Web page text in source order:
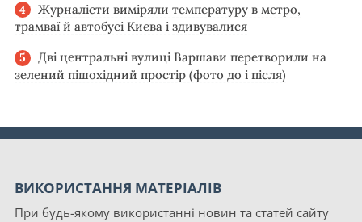
Журналісти виміряли температуру в метро,
трамваї й автобусі Києва і здивувалися
Дві центральні вулиці Варшави перетворили на
зелений пішохідний простір (фото до і після)
ВИКОРИСТАННЯ МАТЕРІАЛІВ
При будь-якому використанні новин та статей сайту